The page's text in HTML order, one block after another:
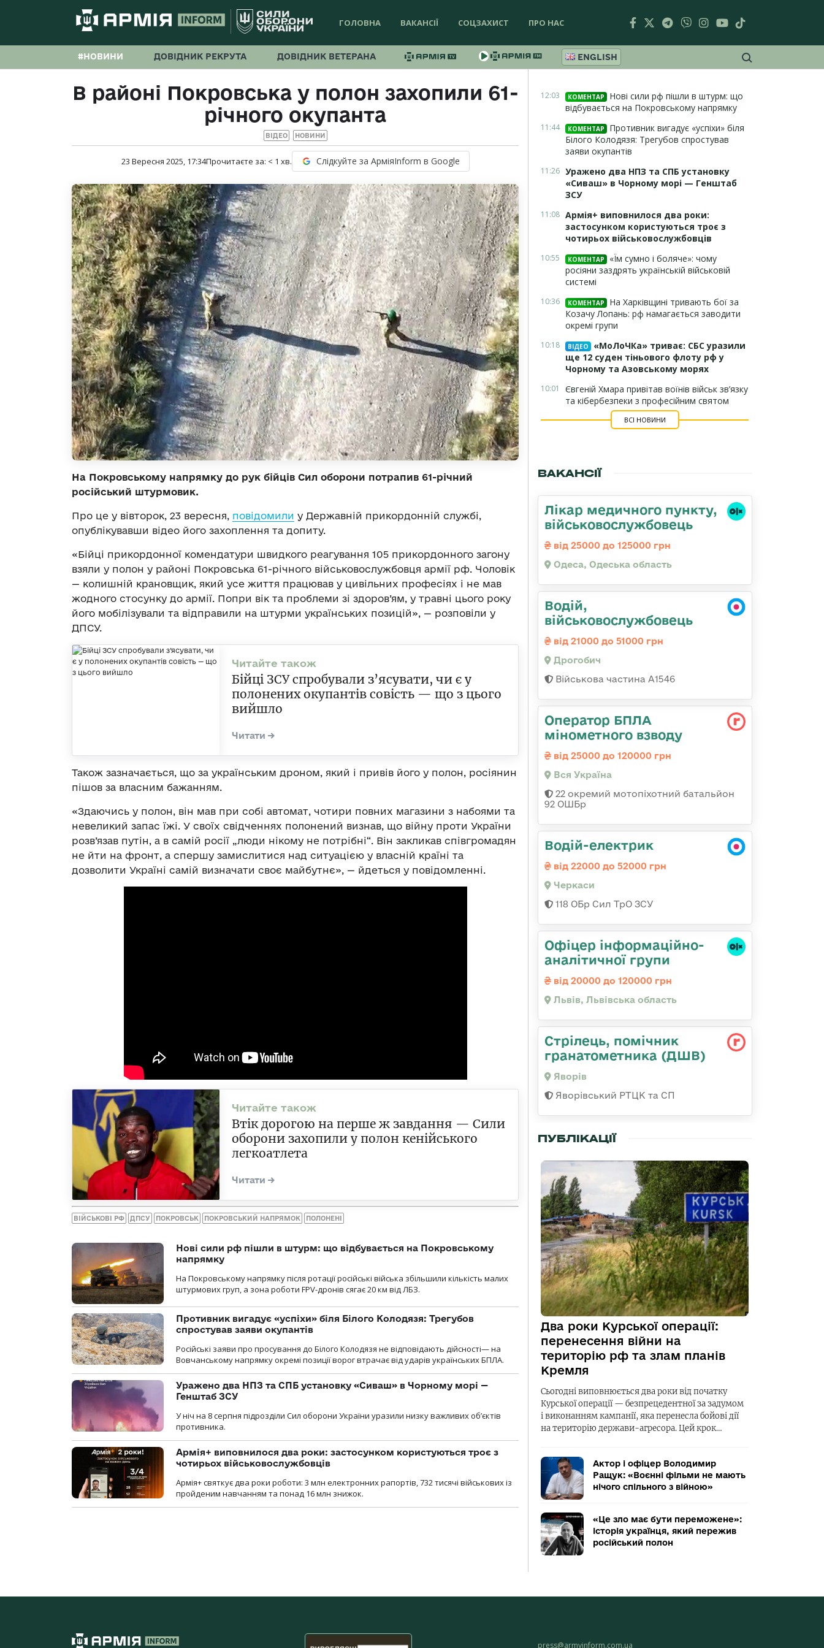
ГОЛОВНА ВАКАНСІЇ СОЦЗАХИСТ ПРО НАС
#НОВИНИ ДОВІДНИК РЕКРУТА ДОВІДНИК ВЕТЕРАНА ENGLISH
В районі Покровська у полон захопили 61-
річного окупанта
ВІДЕО НОВИНИ
23 Вересня 2025, 17:34Прочитаєте за: < 1 хв. Слідкуйте за АрміяInform в Google
На Покровському напрямку до рук бійців Сил оборони потрапив 61-річний
російський штурмовик.
Про це у вівторок, 23 вересня, повідомили у Державній прикордонній службі,
опублікувавши відео його захоплення та допиту.
«Бійці прикордонної комендатури швидкого реагування 105 прикордонного загону
взяли у полон у районі Покровська 61-річного військовослужбовця армії рф. Чоловік
— колишній крановщик, який усе життя працював у цивільних професіях і не мав
жодного стосунку до армії. Попри вік та проблеми зі здоров’ям, у травні цього року
його мобілізували та відправили на штурми українських позицій», — розповіли у
ДПСУ.
Бійці ЗСУ спробували з’ясувати, чи є у
полонених окупантів совість — що з цього
вийшло
Також зазначається, що за українським дроном, який і привів його у полон, росіянин
пішов за власним бажанням.
«Здаючись у полон, він мав при собі автомат, чотири повних магазини з набоями та
невеликий запас їжі. У своїх свідченнях полонений визнав, що війну проти України
розв’язав путін, а в самій росії „люди нікому не потрібні“. Він закликав співгромадян
не йти на фронт, а спершу замислитися над ситуацією у власній країні та
дозволити Україні самій визначати своє майбутнє», — йдеться у повідомленні.
Втік дорогою на перше ж завдання — Сили
оборони захопили у полон кенійського
легкоатлета
ВІЙСЬКОВІ РФ ДПСУ ПОКРОВСЬК ПОКРОВСЬКИЙ НАПРЯМОК ПОЛОНЕНІ
Нові сили рф пішли в штурм: що відбувається на Покровському
напрямку
На Покровському напрямку після ротації російські війська збільшили кількість малих
штурмових груп, а зона роботи FPV-дронів сягає 20 км від ЛБЗ.
Противник вигадує «успіхи» біля Білого Колодязя: Трегубов
спростував заяви окупантів
Російські заяви про просування до Білого Колодязя не відповідають дійсності— на
Вовчанському напрямку окремі позиції ворог втрачає від ударів українських БПЛА.
Уражено два НПЗ та СПБ установку «Сиваш» в Чорному морі —
Генштаб ЗСУ
У ніч на 8 серпня підрозділи Сил оборони України уразили низку важливих об’єктів
противника.
Армія+ виповнилося два роки: застосунком користуються троє з
чотирьох військовослужбовців
Армія+ святкує два роки роботи: 3 млн електронних рапортів, 732 тисячі військових із
пройденим навчанням та понад 16 млн знижок.
12:03 КОМЕНТАР
Нові сили рф пішли в штурм: що
відбувається на Покровському напрямку
11:44 КОМЕНТАР
Противник вигадує «успіхи» біля
Білого Колодязя: Трегубов спростував
заяви окупантів
11:26 Уражено два НПЗ та СПБ установку
«Сиваш» в Чорному морі — Генштаб
ЗСУ
11:08 Армія+ виповнилося два роки:
застосунком користуються троє з
чотирьох військовослужбовців
10:55 КОМЕНТАР
«Їм сумно і боляче»: чому
росіяни заздрять українській військовій
системі
10:36 КОМЕНТАР
На Харківщині тривають бої за
Козачу Лопань: рф намагається заводити
окремі групи
10:18 ВІДЕО
«МоЛоЧКа» триває: СБС уразили
ще 12 суден тіньового флоту рф у
Чорному та Азовському морях
10:01
Євгеній Хмара привітав воїнів військ зв’язку
та кібербезпеки з професійним святом
ВСІ НОВИНИ
ВАКАНСІЇ
Лікар медичного пункту,
військовослужбовець
від 25000 до 125000 грн
Одеса, Одеська область
Водій,
військовослужбовець
від 21000 до 51000 грн
Дрогобич
Військова частина А1546
Оператор БПЛА
мінометного взводу
від 25000 до 120000 грн
Вся Україна
22 окремий мотопіхотний батальйон
92 ОШБр
Водій-електрик
від 22000 до 52000 грн
Черкаси
118 ОБр Сил ТрО ЗСУ
Офіцер інформаційно-
аналітичної групи
від 20000 до 120000 грн
Львів, Львівська область
Стрілець, помічник
гранатометника (ДШВ)
Яворів
Яворівський РТЦК та СП
ПУБЛІКАЦІЇ
Два роки Курської операції:
перенесення війни на
територію рф та злам планів
Кремля
Сьогодні виповнюється два роки від початку
Курської операції — безпрецедентної за задумом
і виконанням кампанії, яка перенесла бойові дії
на територію держави-агресора. Цей крок…
Актор і офіцер Володимир
Ращук: «Воєнні фільми не мають
нічого спільного з війною»
«Це зло має бути переможене»:
історія українця, який пережив
російський полон
press@armyinform.com.ua